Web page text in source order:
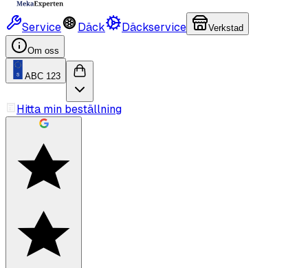
Service Däck Däckservice Verkstad
Om oss
ABC 123
Hitta min beställning